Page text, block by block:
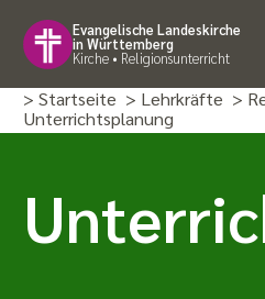
Evangelische Landeskirche
in Württemberg
Kirche • Religionsunterricht
> Startseite > Lehrkräfte >
Unterrichtsplanung